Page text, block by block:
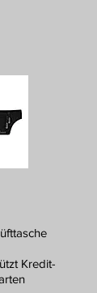
Kredit-